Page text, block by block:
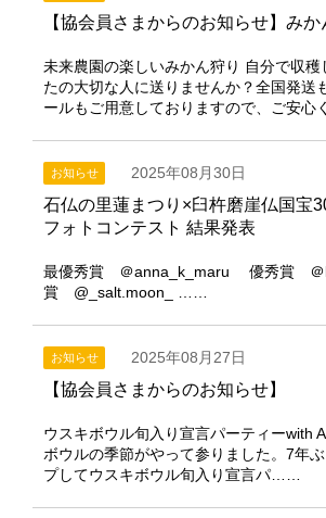
【協会員さまからのお知らせ】みか
未来農園の楽しいみかん狩り 自分で収穫
たの大切な人に送りませんか？全国発送
ールもご用意しておりますので、ご安心
お知らせ 2025年08月30日
石仏の里蓮まつり×臼杵磨崖仏国宝
フォトコンテスト 結果発表
最優秀賞 ＠anna_k_maru 優秀賞 ＠
賞 @_salt.moon_ ……
お知らせ 2025年08月27日
【協会員さまからのお知らせ】
ウスキボウル旬入り宣言パーティーwith
ボウルの季節がやって参りました。7年
プしてウスキボウル旬入り宣言パ……